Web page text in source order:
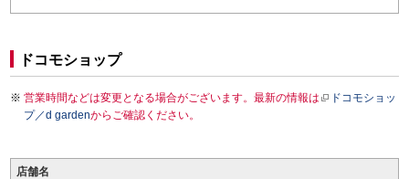
ドコモショップ
営業時間などは変更となる場合がございます。最新の情報は
ドコモショッ
プ／d gardenからご確認ください。
店舗名